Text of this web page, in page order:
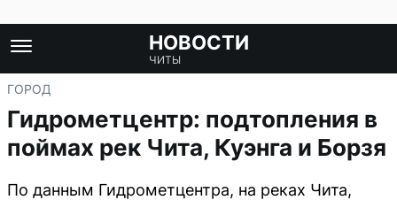
НОВОСТИ
ЧИТЫ
ГОРОД
Гидрометцентр: подтопления в
поймах рек Чита, Куэнга и Борзя
По данным Гидрометцентра, на реках Чита,